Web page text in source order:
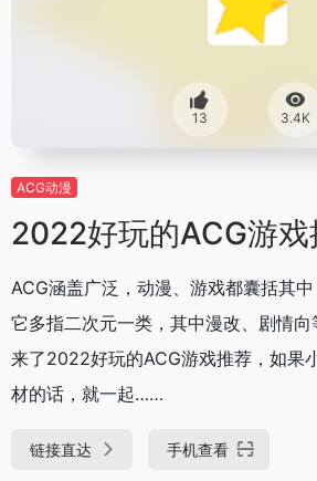
13 3.4K
ACG动漫
2022好玩的ACG游戏
ACG涵盖广泛，动漫、游戏都囊括其中
它多指二次元一类，其中漫改、剧情
来了2022好玩的ACG游戏推荐，如果
材的话，就一起……
链接直达 手机查看